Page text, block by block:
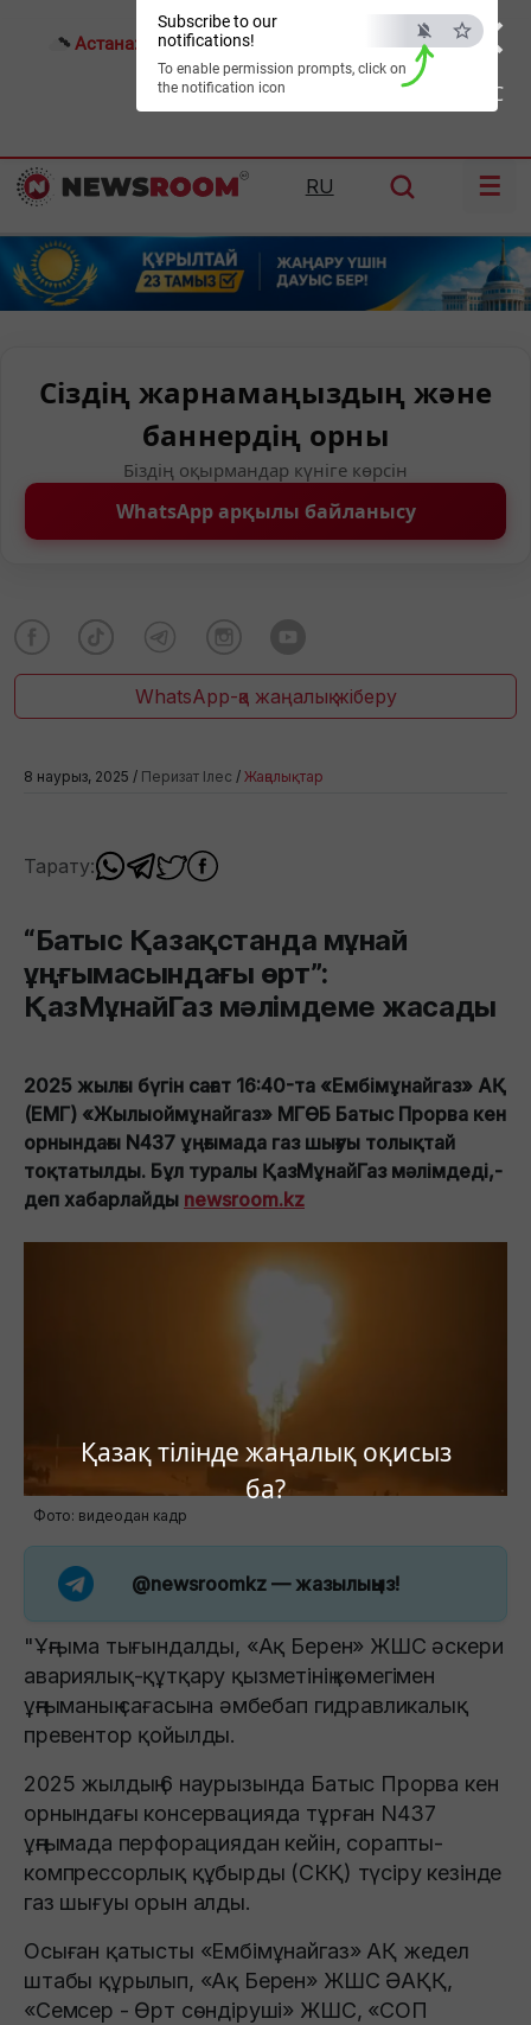
×
ESC
Қазақ тілінде жаңалық оқисыз
ба?
Subscribe to our
notifications!
To enable permission prompts, click on
the notification icon
Астана: 23°C Алматы: Шымкент:35°C
RU ☰
Сіздің жарнамаңыздың және
баннердің орны
Біздің оқырмандар күніге көрсін
WhatsApp арқылы байланысу
WhatsApp-қа жаңалық жіберу
8 наурыз, 2025 / Перизат Ілес / Жаңалықтар
Тарату:
“Батыс Қазақстанда мұнай
ұңғымасындағы өрт”:
ҚазМұнайГаз мәлімдеме жасады
2025 жылғы бүгін сағат 16:40-та «Ембімұнайгаз» АҚ
(ЕМГ) «Жылыоймұнайгаз» МГӨБ Батыс Прорва кен
орнындағы N437 ұңғымада газ шығуы толықтай
тоқтатылды. Бұл туралы ҚазМұнайГаз мәлімдеді,-
деп хабарлайды newsroom.kz
Фото: видеодан кадр
@newsroomkz — жазылыңыз!
"Ұңғыма тығындалды, «Ақ Берен» ЖШС әскери
авариялық-құтқару қызметінің көмегімен
ұңғыманың сағасына әмбебап гидравликалық
превентор қойылды.
2025 жылдың 6 наурызында Батыс Прорва кен
орнындағы консервацияда тұрған N437
ұңғымада перфорациядан кейін, сорапты-
компрессорлық құбырды (СКҚ) түсіру кезінде
газ шығуы орын алды.
Осыған қатысты «Ембімұнайгаз» АҚ жедел
штабы құрылып, «Ақ Берен» ЖШС ӘАҚҚ,
«Семсер - Өрт сөндіруші» ЖШС, «СОП